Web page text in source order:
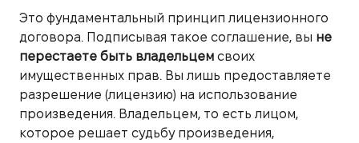
Это фундаментальный принцип лицензионного
договора. Подписывая такое соглашение, вы не
перестаете быть владельцем своих
имущественных прав. Вы лишь предоставляете
разрешение (лицензию) на использование
произведения. Владельцем, то есть лицом,
которое решает судьбу произведения,